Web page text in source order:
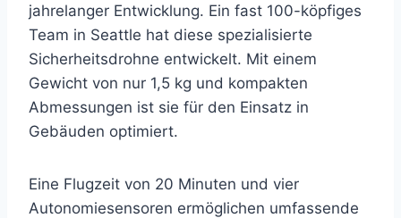
jahrelanger Entwicklung. Ein fast 100-köpfiges
Team in Seattle hat diese spezialisierte
Sicherheitsdrohne entwickelt. Mit einem
Gewicht von nur 1,5 kg und kompakten
Abmessungen ist sie für den Einsatz in
Gebäuden optimiert.
Eine Flugzeit von 20 Minuten und vier
Autonomiesensoren ermöglichen umfassende